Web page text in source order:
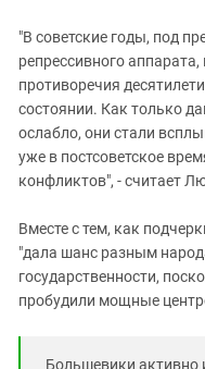
"В советские годы, под
репрессивного аппарата,
противоречия
состоянии. Как только
ослабло, они стали
уже в постсоветское
конфликтов", - считает
Вместе с тем, как
"дала шанс разным
государственности,
пробудили мощные
Большевики активно